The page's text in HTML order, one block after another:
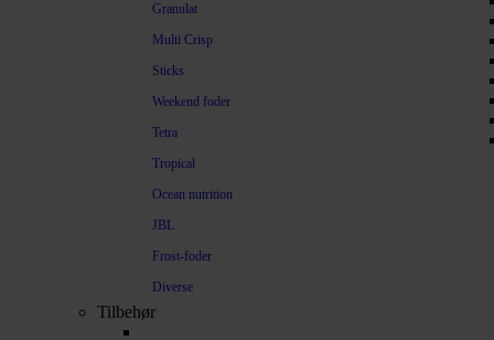
Granulat
Multi Crisp
Sticks
Weekend foder
Tetra
Tropical
Ocean nutrition
JBL
Frost-foder
Diverse
Tilbehør